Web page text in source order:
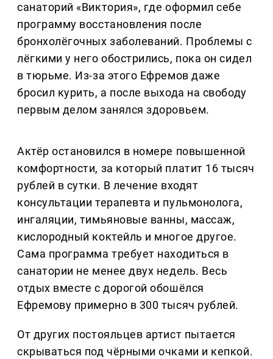
санаторий «Виктория», где оформил себе
программу восстановления после
бронхолёгочных заболеваний. Проблемы с
лёгкими у него обострились, пока он сидел
в тюрьме. Из-за этого Ефремов даже
бросил курить, а после выхода на свободу
первым делом занялся здоровьем.
Актёр остановился в номере повышенной
комфортности, за который платит 16 тысяч
рублей в сутки. В лечение входят
консультации терапевта и пульмонолога,
ингаляции, тимьяновые ванны, массаж,
кислородный коктейль и многое другое.
Сама программа требует находиться в
санатории не менее двух недель. Весь
отдых вместе с дорогой обошёлся
Ефремову примерно в 300 тысяч рублей.
От других постояльцев артист пытается
скрываться под чёрными очками и кепкой.